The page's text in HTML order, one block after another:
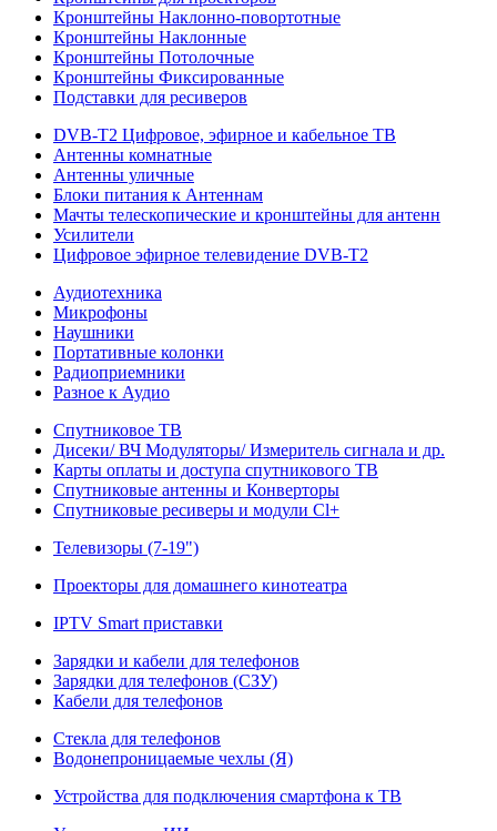
Кронштейны Наклонно-повортотные
Кронштейны Наклонные
Кронштейны Потолочные
Кронштейны Фиксированные
Подставки для ресиверов
DVB-T2 Цифровое, эфирное и кабельное ТВ
Антенны комнатные
Антенны уличные
Блоки питания к Антеннам
Мачты телескопические и кронштейны для антенн
Усилители
Цифровое эфирное телевидение DVB-Т2
Аудиотехника
Микрофоны
Наушники
Портативные колонки
Радиоприемники
Разное к Аудио
Спутниковое ТВ
Дисеки/ ВЧ Модуляторы/ Измеритель сигнала и др.
Карты оплаты и доступа спутникового ТВ
Спутниковые антенны и Конверторы
Спутниковые ресиверы и модули Cl+
Телевизоры (7-19")
Проекторы для домашнего кинотеатра
IPTV Smart приставки
Зарядки и кабели для телефонов
Зарядки для телефонов (СЗУ)
Кабели для телефонов
Стекла для телефонов
Водонепроницаемые чехлы (Я)
Устройства для подключения смартфона к ТВ